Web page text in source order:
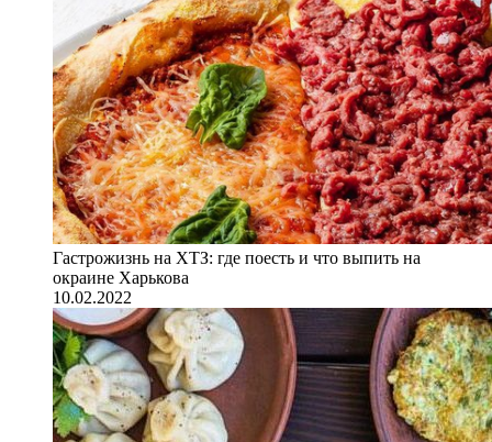
Гастрожизнь на ХТЗ: где поесть и что выпить на
окраине Харькова
10.02.2022